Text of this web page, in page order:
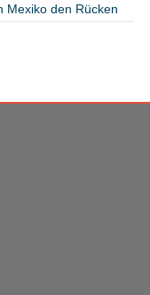
Mexiko den Rücken